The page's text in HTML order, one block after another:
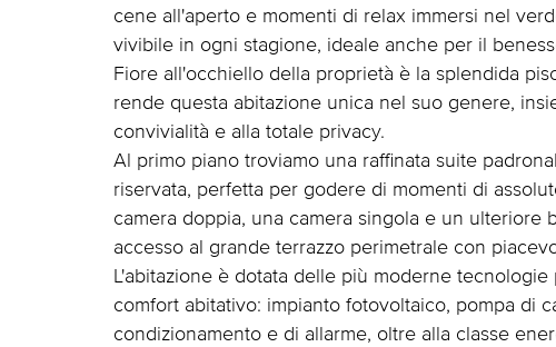
cene all'aperto e momenti di relax immersi nel
vivibile in ogni stagione, ideale anche per il
Fiore all'occhiello della proprietà è la splendida
rende questa abitazione unica nel suo genere,
convivialità e alla totale privacy.
Al primo piano troviamo una raffinata suite
riservata, perfetta per godere di momenti di
camera doppia, una camera singola e un ulteriore
accesso al grande terrazzo perimetrale con
L'abitazione è dotata delle più moderne
comfort abitativo: impianto fotovoltaico, pompa di
condizionamento e di allarme, oltre alla classe